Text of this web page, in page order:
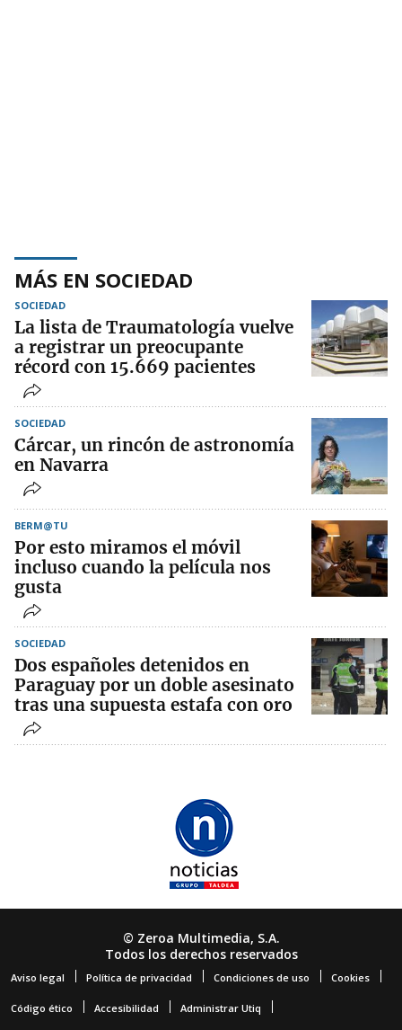
MÁS EN SOCIEDAD
SOCIEDAD
La lista de Traumatología vuelve
a registrar un preocupante
récord con 15.669 pacientes
SOCIEDAD
Cárcar, un rincón de astronomía
en Navarra
BERM@TU
Por esto miramos el móvil
incluso cuando la película nos
gusta
SOCIEDAD
Dos españoles detenidos en
Paraguay por un doble asesinato
tras una supuesta estafa con oro
© Zeroa Multimedia, S.A.
Todos los derechos reservados
Aviso legal Política de privacidad Condiciones de uso Cookies
Código ético Accesibilidad Administrar Utiq